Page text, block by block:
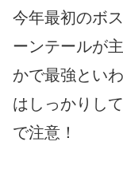
今年最初のボ
ーンテールが
かで最強とい
はしっかりし
で注意！